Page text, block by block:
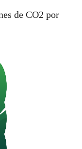
de CO2 por